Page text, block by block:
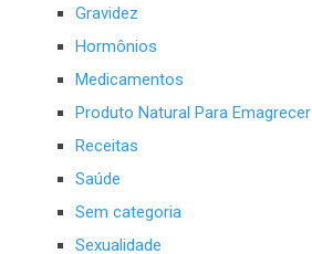
Gravidez
Hormônios
Medicamentos
Produto Natural Para Emagrecer
Receitas
Saúde
Sem categoria
Sexualidade